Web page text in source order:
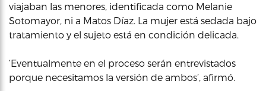
viajaban las menores, identificada como Melanie
Sotomayor, ni a Matos Díaz. La mujer está sedada bajo
tratamiento y el sujeto está en condición delicada.
‘Eventualmente en el proceso serán entrevistados
porque necesitamos la versión de ambos’, afirmó.